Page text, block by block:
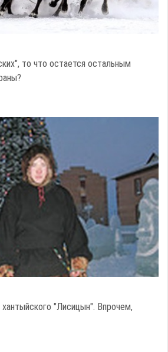
то что остается остальным
"Лисицын". Впрочем,